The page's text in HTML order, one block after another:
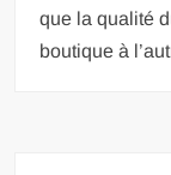
que la qualité
boutique à